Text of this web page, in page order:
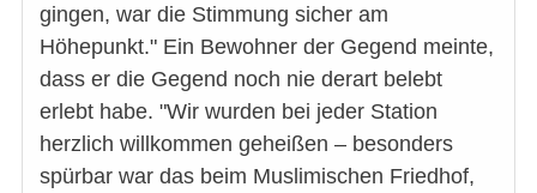
gingen, war die Stimmung sicher am
Höhepunkt." Ein Bewohner der Gegend meinte,
dass er die Gegend noch nie derart belebt
erlebt habe. "Wir wurden bei jeder Station
herzlich willkommen geheißen – besonders
spürbar war das beim Muslimischen Friedhof,